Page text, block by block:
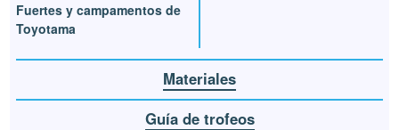
Fuertes y campamentos de
Toyotama
Materiales
Guía de trofeos